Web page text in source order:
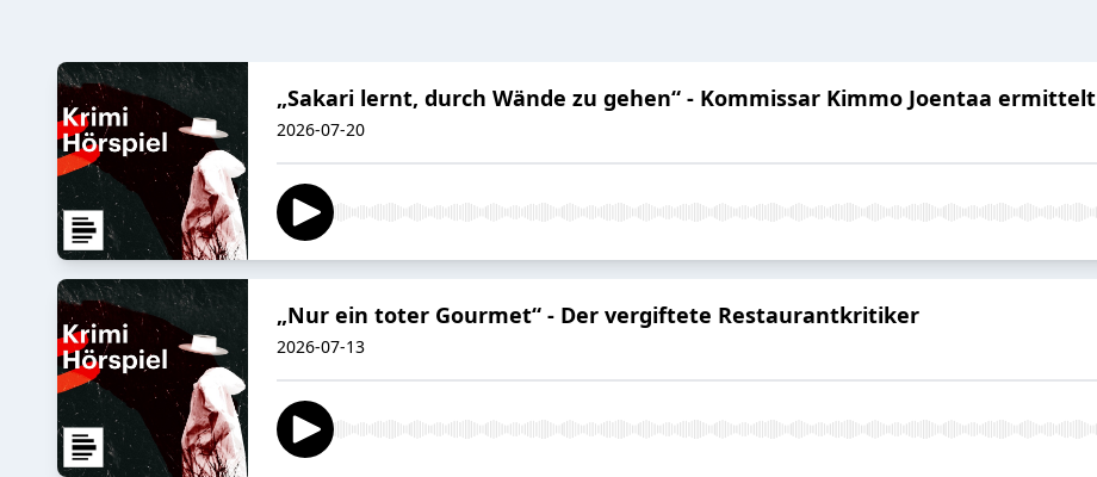
„Sakari lernt, durch Wände zu gehen“ - Kommissar Kimmo Joentaa ermittelt
2026-07-20
„Nur ein toter Gourmet“ - Der vergiftete Restaurantkritiker
2026-07-13